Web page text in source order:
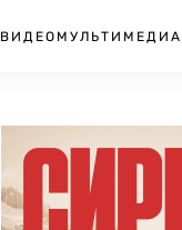
ВИДЕО МУЛЬТИМЕДИА